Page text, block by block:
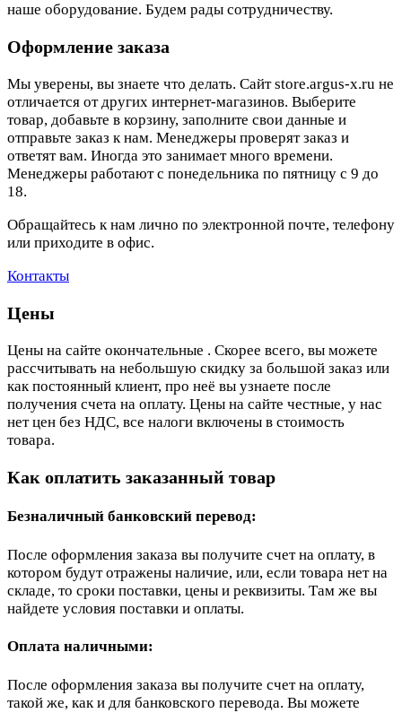
наше оборудование. Будем рады сотрудничеству.
Оформление заказа
Мы уверены, вы знаете что делать. Сайт store.argus-x.ru не
отличается от других интернет-магазинов. Выберите
товар, добавьте в корзину, заполните свои данные и
отправьте заказ к нам. Менеджеры проверят заказ и
ответят вам. Иногда это занимает много времени.
Менеджеры работают с понедельника по пятницу с 9 до
18.
Обращайтесь к нам лично по электронной почте, телефону
или приходите в офис.
Контакты
Цены
Цены на сайте окончательные . Скорее всего, вы можете
рассчитывать на небольшую скидку за большой заказ или
как постоянный клиент, про неё вы узнаете после
получения счета на оплату. Цены на сайте честные, у нас
нет цен без НДС, все налоги включены в стоимость
товара.
Как оплатить заказанный товар
Безналичный банковский перевод:
После оформления заказа вы получите счет на оплату, в
котором будут отражены наличие, или, если товара нет на
складе, то сроки поставки, цены и реквизиты. Там же вы
найдете условия поставки и оплаты.
Оплата наличными:
После оформления заказа вы получите счет на оплату,
такой же, как и для банковского перевода. Вы можете